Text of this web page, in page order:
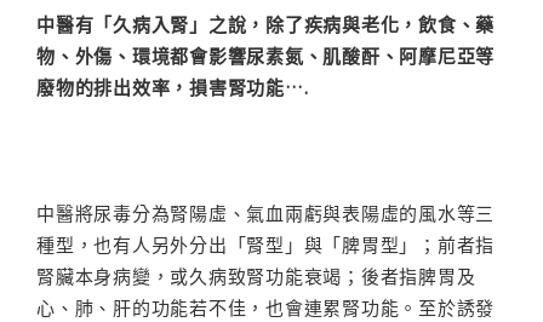
中醫有「久病入腎」之說，除了疾病與老化，飲食、藥
物、外傷、環境都會影響尿素氮、肌酸酐、阿摩尼亞等
廢物的排出效率，損害腎功能….
中醫將尿毒分為腎陽虛、氣血兩虧與表陽虛的風水等三
種型，也有人另外分出「腎型」與「脾胃型」；前者指
腎臟本身病變，或久病致腎功能衰竭；後者指脾胃及
心、肺、肝的功能若不佳，也會連累腎功能。至於誘發